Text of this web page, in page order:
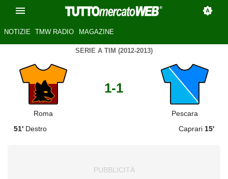
NOTIZIE TMW RADIO MAGAZINE
SERIE A TIM (2012-2013)
Roma
1-1
Pescara
51' Destro Caprari 15'